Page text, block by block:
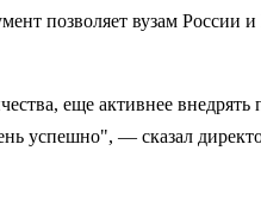
позволяет вузам России
еще активнее
успешно", — сказал